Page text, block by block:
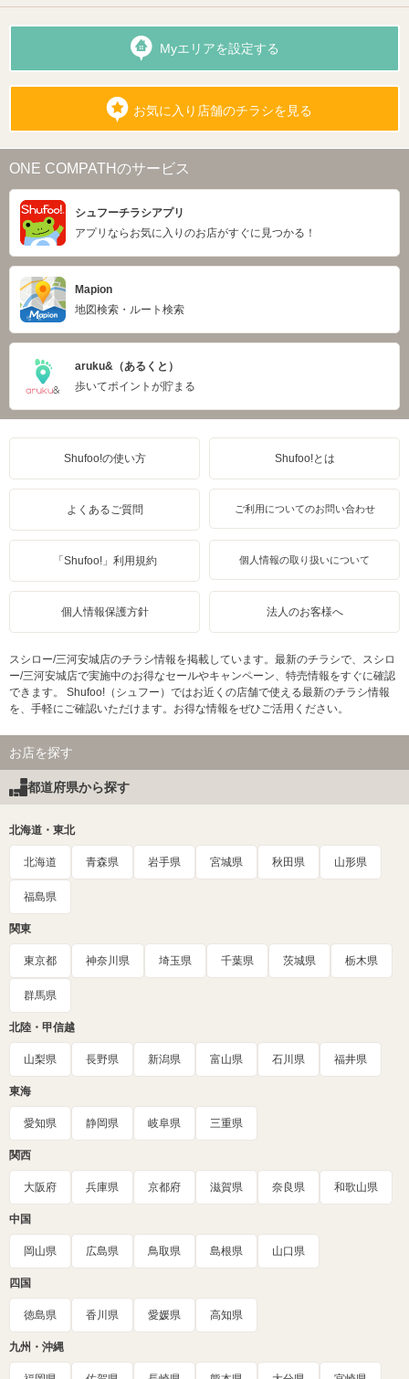
Myエリアを設定する
お気に入り店舗のチラシを見る
ONE COMPATHのサービス
シュフーチラシアプリ
アプリならお気に入りのお店がすぐに見つかる！
Mapion
地図検索・ルート検索
aruku&（あるくと）
歩いてポイントが貯まる
Shufoo!の使い方 Shufoo!とは
よくあるご質問 ご利用についてのお問い合わせ
「Shufoo!」利用規約 個人情報の取り扱いについて
個人情報保護方針 法人のお客様へ
スシロー/三河安城店のチラシ情報を掲載しています。最新のチラシで、スシロ
ー/三河安城店で実施中のお得なセールやキャンペーン、特売情報をすぐに確認
できます。 Shufoo!（シュフー）ではお近くの店舗で使える最新のチラシ情報
を、手軽にご確認いただけます。お得な情報をぜひご活用ください。
お店を探す
都道府県から探す
北海道・東北
北海道 青森県 岩手県 宮城県 秋田県 山形県
福島県
関東
東京都 神奈川県 埼玉県 千葉県 茨城県 栃木県
群馬県
北陸・甲信越
山梨県 長野県 新潟県 富山県 石川県 福井県
東海
愛知県 静岡県 岐阜県 三重県
関西
大阪府 兵庫県 京都府 滋賀県 奈良県 和歌山県
中国
岡山県 広島県 鳥取県 島根県 山口県
四国
徳島県 香川県 愛媛県 高知県
九州・沖縄